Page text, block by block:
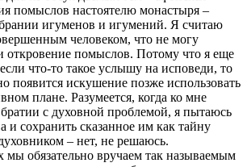
помыслов настоятелю монастыря –
игуменов и игумений. Я считаю
человеком, что не могу
откровение помыслов. Потому что я еще
что-то такое услышу на исповеди, то
появится искушение позже использовать
плане. Разумеется, когда ко мне
с духовной проблемой, я пытаюсь
и сохранить сказанное им как тайну
– нет, не решаюсь.
обязательно вручаем так называемым